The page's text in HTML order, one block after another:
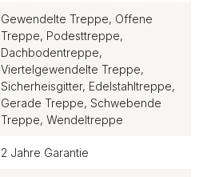
Gewendelte Treppe, Offene
Treppe, Podesttreppe,
Dachbodentreppe,
Viertelgewendelte Treppe,
Sicherheisgitter, Edelstahltreppe,
Gerade Treppe, Schwebende
Treppe, Wendeltreppe
2 Jahre Garantie